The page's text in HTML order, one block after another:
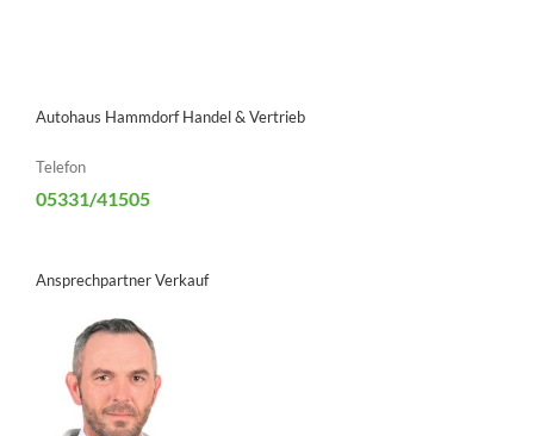
Autohaus Hammdorf Handel & Vertrieb
Telefon
05331/41505
Ansprechpartner Verkauf